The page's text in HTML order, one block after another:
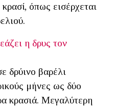
όπως εισέρχεται
η δρυς τον
δρύινο βαρέλι
μήνες ως δύο
κρασιά. Μεγαλύτερη